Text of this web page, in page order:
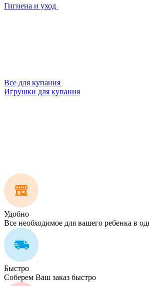
Гигиена и уход
Все для купания
Игрушки для купания
Удобно
Все необходимое для вашего ребенка в
Быстро
Соберем Ваш заказ быстро